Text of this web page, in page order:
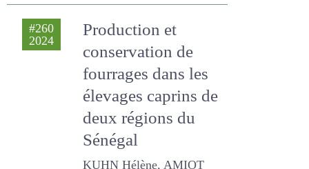
#260
Production et
conservation de
fourrages dans les
élevages caprins
de deux régions du
Sénégal